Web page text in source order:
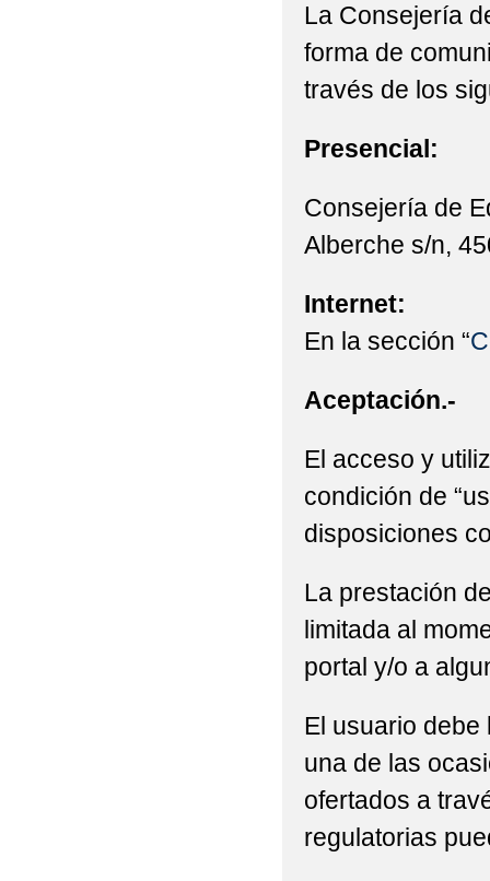
La Consejería
forma de
través de los
Presencial:
Consejería de
Alberche s/n,
Internet:
En la sección “
Aceptación.-
El acceso y
condición de
disposiciones
La prestación
limitada al
portal y/o a
El usuario debe
una de las
ofertados a
regulatorias